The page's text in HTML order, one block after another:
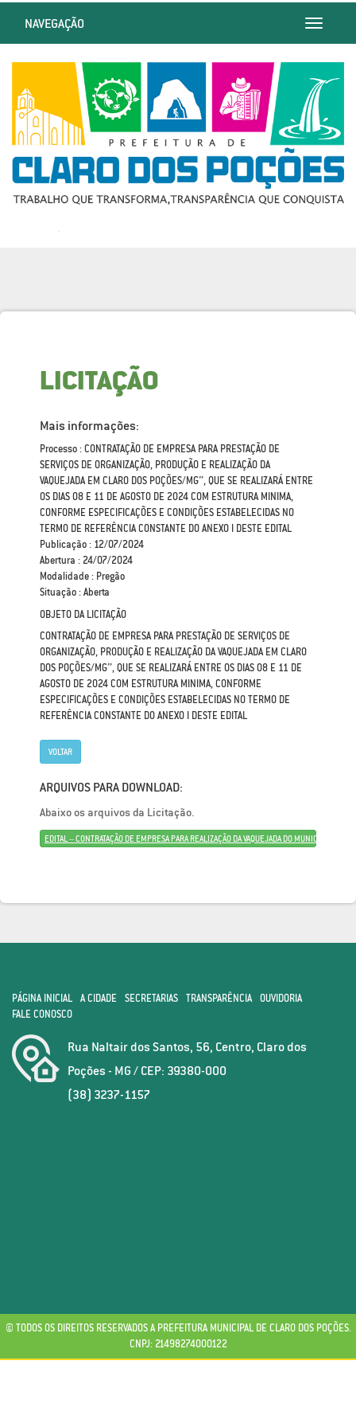
Toggle
NAVEGAÇÃO
LICITAÇÃO
Mais informações:
Processo : CONTRATAÇÃO DE EMPRESA PARA PRESTAÇÃO DE
SERVIÇOS DE ORGANIZAÇÃO, PRODUÇÃO E REALIZAÇÃO DA
VAQUEJADA EM CLARO DOS POÇÕES/MG”, QUE SE REALIZARÁ ENTRE
OS DIAS 08 E 11 DE AGOSTO DE 2024 COM ESTRUTURA MINIMA,
CONFORME ESPECIFICAÇÕES E CONDIÇÕES ESTABELECIDAS NO
TERMO DE REFERÊNCIA CONSTANTE DO ANEXO I DESTE EDITAL
Publicação : 12/07/2024
Abertura : 24/07/2024
Modalidade : Pregão
Situação : Aberta
OBJETO DA LICITAÇÃO
CONTRATAÇÃO DE EMPRESA PARA PRESTAÇÃO DE SERVIÇOS DE
ORGANIZAÇÃO, PRODUÇÃO E REALIZAÇÃO DA VAQUEJADA EM CLARO
DOS POÇÕES/MG”, QUE SE REALIZARÁ ENTRE OS DIAS 08 E 11 DE
AGOSTO DE 2024 COM ESTRUTURA MINIMA, CONFORME
ESPECIFICAÇÕES E CONDIÇÕES ESTABELECIDAS NO TERMO DE
REFERÊNCIA CONSTANTE DO ANEXO I DESTE EDITAL
VOLTAR
ARQUIVOS PARA DOWNLOAD:
Abaixo os arquivos da Licitação.
EDITAL – CONTRATAÇÃO DE EMPRESA PARA REALIZAÇÃO DA VAQUEJADA DO MUNICÍPIO DE
PÁGINA INICIAL A CIDADE SECRETARIAS TRANSPARÊNCIA
OUVIDORIA
FALE CONOSCO
Rua Naltair dos Santos, 56, Centro, Claro dos
Poções - MG / CEP: 39380-000
(38) 3237-1157
© TODOS OS DIREITOS RESERVADOS A PREFEITURA MUNICIPAL DE CLARO DOS POÇÕES.
CNPJ: 21498274000122